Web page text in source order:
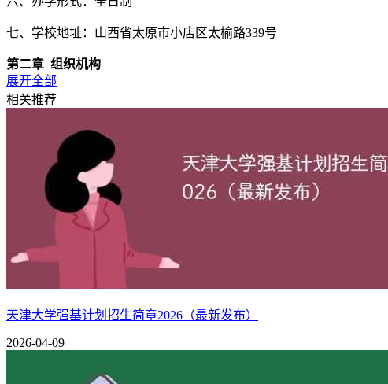
七、学校地址：山西省太原市小店区太榆路339号
第二章 组织机构
第三条山西师范大学设立全日制本科生招生工作委员会，负责制定
山西师范大学招生办公室是组织和实施招生工作的常设机构
山西师范大学监察办公室对招生工作实施监督，同时学校接
第三章 招生计划
学校根据省教育厅下达的招生计划，综合考虑地域、生源质
将预留不超过本科招生计划总数1%的招生计划，用于调节各地统考
第四章 录取规则
第七条学校实行“在思想政治品德考核合格、身体健康状况符合相
录取”的原则录取考生。
山西师范大学对考生体检的要求执行教育部、原卫生部、
展开全部
相关推荐
天津大学强基计划招生简章2026（最新发布）
2026-04-09